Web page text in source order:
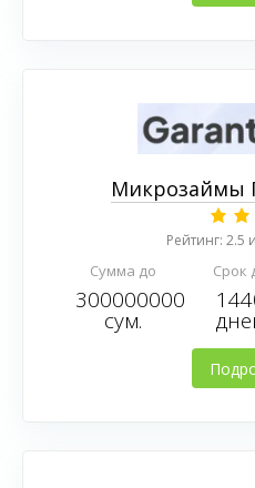
Микрозаймы
Рейтинг: 2.5
Сумма до
300000000
сум.
Срок